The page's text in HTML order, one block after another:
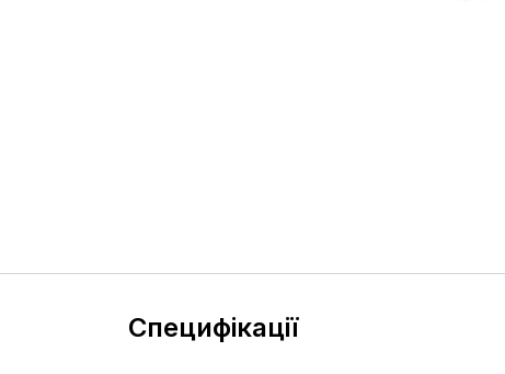
Специфікації